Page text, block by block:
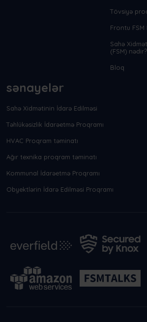
Tövsiyə
Frontu
Sahə
(FSM) nədir?
Bloq
sənayelər
Sahə Xidmətinin İdarə Edilməsi
Təhlükəsizlik İdarəetmə Proqramı
HVAC Proqram təminatı
Ağır texnika proqram təminatı
Kommunal İdarəetmə Proqramı
Obyektlərin İdarə Edilməsi Proqramı